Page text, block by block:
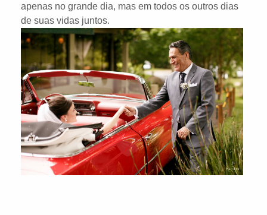
apenas no grande dia, mas em todos os outros dias
de suas vidas juntos.